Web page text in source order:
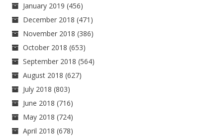
January 2019 (456)
December 2018 (471)
November 2018 (386)
October 2018 (653)
September 2018 (564)
August 2018 (627)
July 2018 (803)
June 2018 (716)
May 2018 (724)
April 2018 (678)